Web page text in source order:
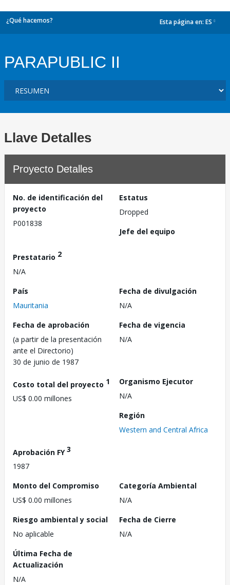
¿Qué hacemos? Esta página en: ES
PARAPUBLIC II
Llave Detalles
Proyecto Detalles
No. de identificación del
proyecto
P001838
Estatus
Dropped
Jefe del equipo
Prestatario 2
N/A
País
Mauritania
Fecha de divulgación
N/A
Fecha de aprobación
(a partir de la presentación
ante el Directorio)
30 de junio de 1987
Fecha de vigencia
N/A
Costo total del proyecto 1
US$ 0.00 millones
Organismo Ejecutor
N/A
Región
Western and Central Africa
Aprobación FY3
1987
Monto del Compromiso
US$ 0.00 millones
Categoría Ambiental
N/A
Riesgo ambiental y social
No aplicable
Fecha de Cierre
N/A
Última Fecha de
Actualización
N/A